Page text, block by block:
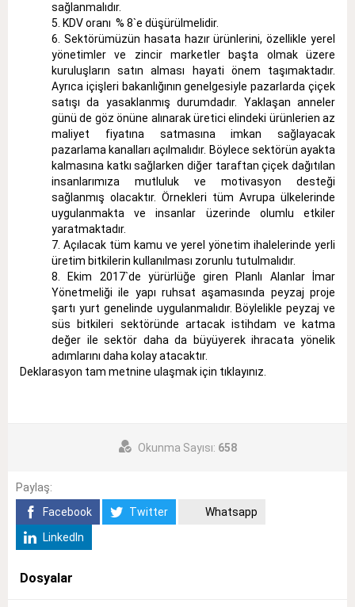
sağlanmalıdır.
KDV oranı % 8`e düşürülmelidir.
Sektörümüzün hasata hazır ürünlerini, özellikle yerel
yönetimler ve zincir marketler başta olmak üzere
kuruluşların satın alması hayati önem taşımaktadır.
Ayrıca içişleri bakanlığının genelgesiyle pazarlarda çiçek
satışı da yasaklanmış durumdadır. Yaklaşan anneler
günü de göz önüne alınarak üretici elindeki ürünlerien az
maliyet fiyatına satmasına imkan sağlayacak
pazarlama kanalları açılmalıdır. Böylece sektörün ayakta
kalmasına katkı sağlarken diğer taraftan çiçek dağıtılan
insanlarımıza mutluluk ve motivasyon desteği
sağlanmış olacaktır. Örnekleri tüm Avrupa ülkelerinde
uygulanmakta ve insanlar üzerinde olumlu etkiler
yaratmaktadır.
Açılacak tüm kamu ve yerel yönetim ihalelerinde yerli
üretim bitkilerin kullanılması zorunlu tutulmalıdır.
Ekim 2017`de yürürlüğe giren Planlı Alanlar İmar
Yönetmeliği ile yapı ruhsat aşamasında peyzaj proje
şartı yurt genelinde uygulanmalıdır. Böylelikle peyzaj ve
süs bitkileri sektöründe artacak istihdam ve katma
değer ile sektör daha da büyüyerek ihracata yönelik
adımlarını daha kolay atacaktır.
Deklarasyon tam metnine ulaşmak için tıklayınız.
Okunma Sayısı: 658
Paylaş:
Facebook
Twitter
Whatsapp
LinkedIn
Dosyalar